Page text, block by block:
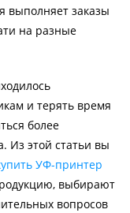
выполняет заказы
на разные
и терять время
более
Из этой статьи вы
УФ-принтер
выбирают
вопросов